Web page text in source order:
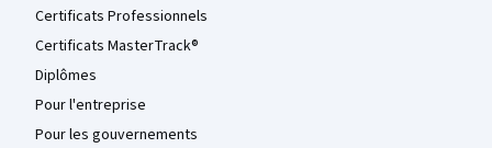
Certificats Professionnels
Certificats MasterTrack®
Diplômes
Pour l'entreprise
Pour les gouvernements